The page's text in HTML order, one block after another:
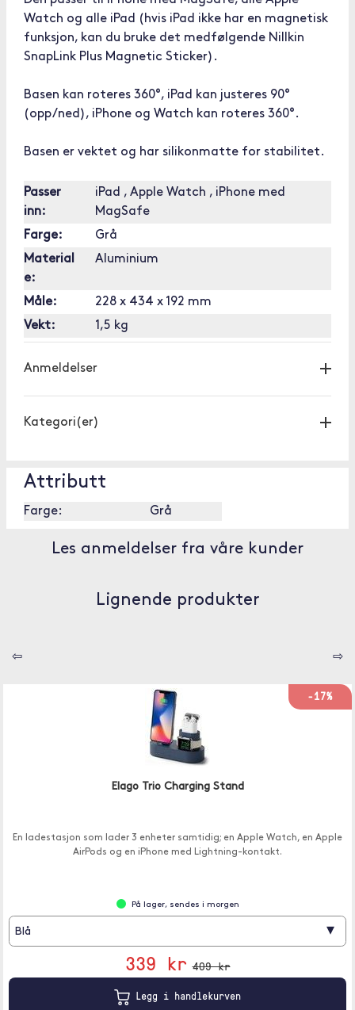
Watch og alle iPad (hvis iPad ikke har en magnetisk
funksjon, kan du bruke det medfølgende Nillkin
SnapLink Plus Magnetic Sticker).
Basen kan roteres 360°, iPad kan justeres 90°
(opp/ned), iPhone og Watch kan roteres 360°.
Basen er vektet og har silikonmatte for stabilitet.
Passer
inn:
iPad , Apple Watch , iPhone med
MagSafe
Farge:
Grå
Material
e:
Aluminium
Måle:
228 x 434 x 192 mm
Vekt:
1,5 kg
Anmeldelser
Kategori(er)
Attributt
Farge: Grå
Les anmeldelser fra våre kunder
Lignende produkter
⇦ ⇨
-17%
Elago Trio Charging Stand
En ladestasjon som lader 3 enheter samtidig; en Apple Watch, en Apple
AirPods og en iPhone med Lightning-kontakt.
På lager, sendes i morgen
Blå ▾
339 kr 409 kr
Legg i handlekurven